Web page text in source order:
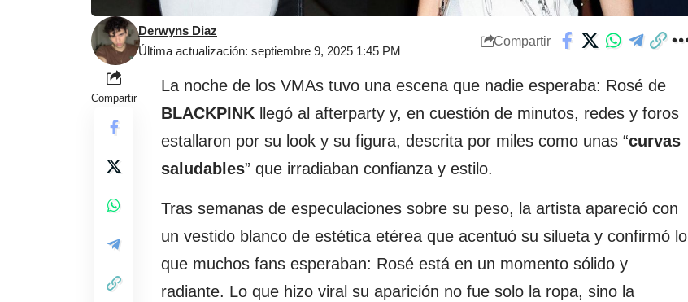
Última actualización: septiembre 9, 2025 1:45 PM
Derwyns Diaz
Compartir
Compartir
La noche de los VMAs tuvo una escena que nadie esperaba: Rosé de
BLACKPINK llegó al afterparty y, en cuestión de minutos, redes y foros
estallaron por su look y su figura, descrita por miles como unas “curvas
saludables” que irradiaban confianza y estilo.
Tras semanas de especulaciones sobre su peso, la artista apareció con
un vestido blanco de estética etérea que acentuó su silueta y confirmó lo
que muchos fans esperaban: Rosé está en un momento sólido y
radiante. Lo que hizo viral su aparición no fue solo la ropa, sino la